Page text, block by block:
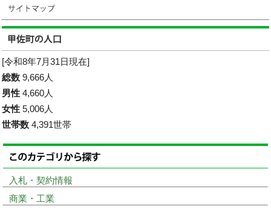
[令和8年7月31日現在]
総数 9,666人
男性 4,660人
女性 5,006人
世帯数 4,391世帯
入札・契約情報
商業・工業